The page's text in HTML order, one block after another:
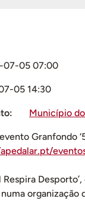
07-05 07:00
05 14:30
Município
Granfondo
Respira